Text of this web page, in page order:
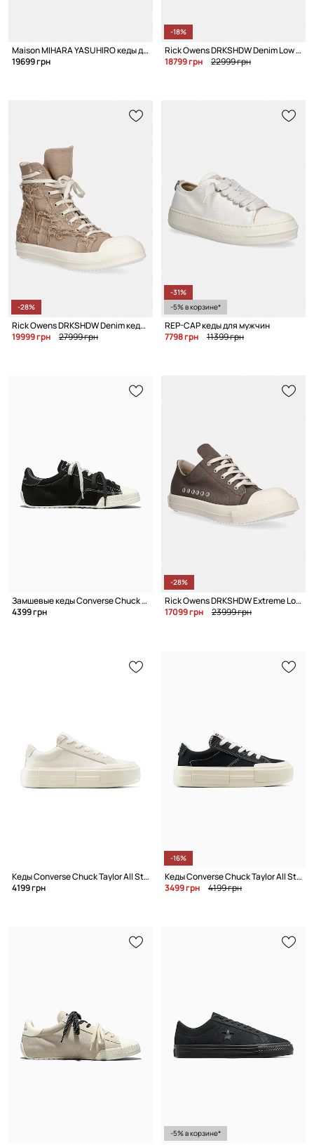
Maison MIHARA YASUHIRO кеды для мужчин
19699 грн
-18%
Rick Owens DRKSHDW Denim Low кеды для мужчин
18799 грн
22999 грн
-28%
Rick Owens DRKSHDW Denim кеды для мужчин
19999 грн
27999 грн
-31%
-5% в корзине*
REP-CAP кеды для мужчин
7798 грн
11399 грн
Замшевые кеды Converse Chuck Taylor Lo
4399 грн
-28%
Rick Owens DRKSHDW Extreme Low кеды для мужчин
17099 грн
23999 грн
Кеды Converse Chuck Taylor All Star Cruise
4199 грн
-16%
Кеды Converse Chuck Taylor All Star Cruise
3499 грн
4199 грн
-5% в корзине*